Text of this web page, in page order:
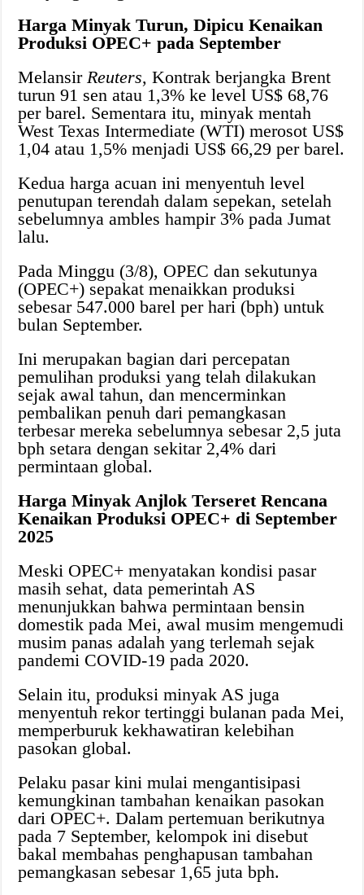
Harga Minyak Turun, Dipicu Kenaikan
Produksi OPEC+ pada September
MelansirReuters, Kontrak berjangka Brent
turun 91 sen atau 1,3% ke level US$ 68,76
per barel. Sementara itu, minyak mentah
West Texas Intermediate (WTI) merosot US$
1,04 atau 1,5% menjadi US$ 66,29 per barel.
Kedua harga acuan ini menyentuh level
penutupan terendah dalam sepekan, setelah
sebelumnya ambles hampir 3% pada Jumat
lalu.
Pada Minggu (3/8), OPEC dan sekutunya
(OPEC+) sepakat menaikkan produksi
sebesar 547.000 barel per hari (bph) untuk
bulan September.
Ini merupakan bagian dari percepatan
pemulihan produksi yang telah dilakukan
sejak awal tahun, dan mencerminkan
pembalikan penuh dari pemangkasan
terbesar mereka sebelumnya sebesar 2,5 juta
bph setara dengan sekitar 2,4% dari
permintaan global.
Harga Minyak Anjlok Terseret Rencana
Kenaikan Produksi OPEC+ di September
2025
Meski OPEC+ menyatakan kondisi pasar
masih sehat, data pemerintah AS
menunjukkan bahwa permintaan bensin
domestik pada Mei, awal musim mengemudi
musim panas adalah yang terlemah sejak
pandemi COVID-19 pada 2020.
Selain itu, produksi minyak AS juga
menyentuh rekor tertinggi bulanan pada Mei,
memperburuk kekhawatiran kelebihan
pasokan global.
Pelaku pasar kini mulai mengantisipasi
kemungkinan tambahan kenaikan pasokan
dari OPEC+. Dalam pertemuan berikutnya
pada 7 September, kelompok ini disebut
bakal membahas penghapusan tambahan
pemangkasan sebesar 1,65 juta bph.